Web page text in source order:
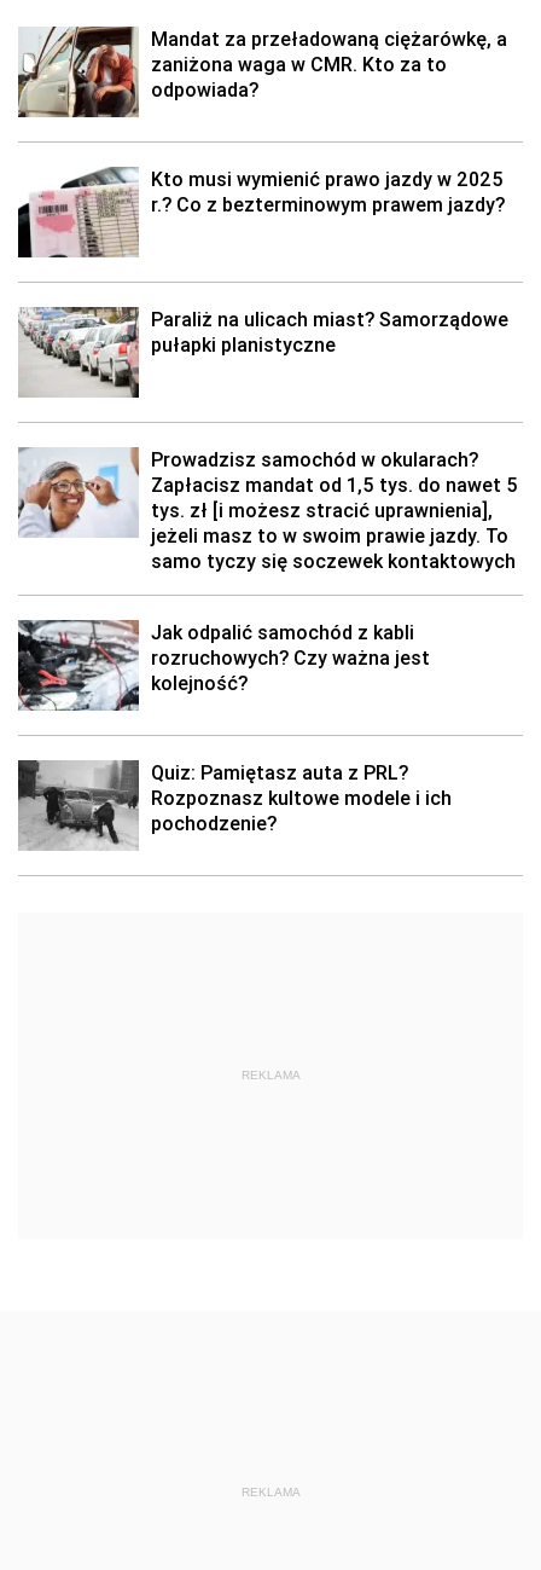
Mandat za przeładowaną ciężarówkę, a
zaniżona waga w CMR. Kto za to
odpowiada?
Kto musi wymienić prawo jazdy w 2025
r.? Co z bezterminowym prawem jazdy?
Paraliż na ulicach miast? Samorządowe
pułapki planistyczne
Prowadzisz samochód w okularach?
Zapłacisz mandat od 1,5 tys. do nawet 5
tys. zł [i możesz stracić uprawnienia],
jeżeli masz to w swoim prawie jazdy. To
samo tyczy się soczewek kontaktowych
Jak odpalić samochód z kabli
rozruchowych? Czy ważna jest
kolejność?
Quiz: Pamiętasz auta z PRL?
Rozpoznasz kultowe modele i ich
pochodzenie?
REKLAMA
REKLAMA